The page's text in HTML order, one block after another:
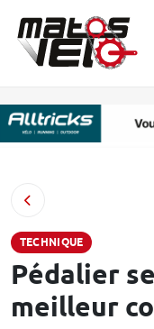
TECHNIQUE
Pédalier
meilleur